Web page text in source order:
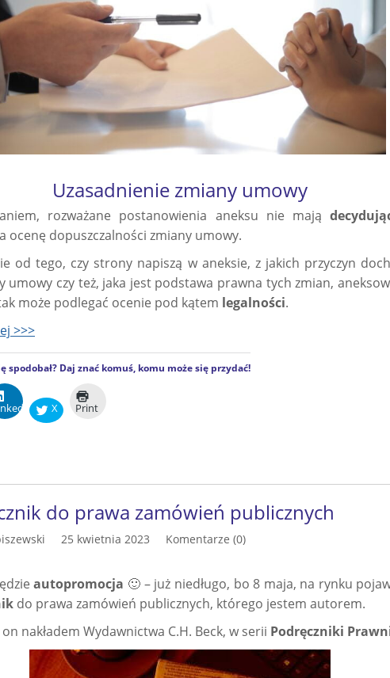
Uzasadnienie zmiany umowy
rozważane postanowienia aneksu nie mają
ocenę dopuszczalności zmiany umowy.
od tego, czy strony napiszą w aneksie, z jakich przyczyn
umowy czy też, jaka jest podstawa prawna tych zmian,
może podlegać ocenie pod kątem legalności.
>>>
spodobał? Daj znać komuś, komu może się przydać!
X Print
do prawa zamówień publicznych
25 kwietnia 2023 Komentarze (0)
autopromocja 🙂 – już niedługo, bo 8 maja, na rynku
do prawa zamówień publicznych, którego jestem autorem.
nakładem Wydawnictwa C.H. Beck, w serii Podręczniki